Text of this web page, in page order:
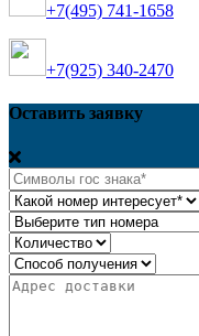
+7(495) 741-1658
+7(925) 340-2470
Оставить заявку